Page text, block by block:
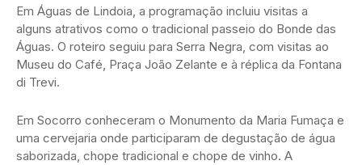
Em Águas de Lindoia, a programação incluiu visitas a
alguns atrativos como o tradicional passeio do Bonde das
Águas. O roteiro seguiu para Serra Negra, com visitas ao
Museu do Café, Praça João Zelante e à réplica da Fontana
di Trevi.
Em Socorro conheceram o Monumento da Maria Fumaça e
uma cervejaria onde participaram de degustação de água
saborizada, chope tradicional e chope de vinho. A